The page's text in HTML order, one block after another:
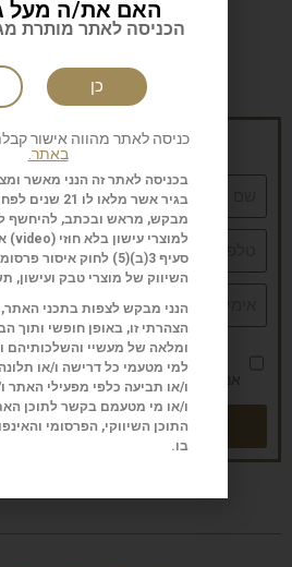
הרשמה לניוזלטר
אני מאשר/ת את מדיניות הפרטיות
שליחה
האם את/ה מעל גיל
הכניסה לאתר מותרת מגיל 21
כן
כניסה לאתר מהווה אישור
באתר.
מבקש, מראש ובכתב, להיחשף
למוצרי עישון בלא חוזי (video
)
סעיף 3(ב)(5) לחוק איסור
השיווק של מוצרי טבק ועישון,
הנני מבקש לצפות בתכני
הצהרתי זו, באופן חופשי ותוך
ומלאה של מעשיי והשלכותיהם
למי מטעמי כל דרישה ו/או
ו/או תביעה כלפי מפעילי האתר
ו/או מי מטעמם בקשר לתוכן
התוכן השיווקי, הפרסומי
בו.